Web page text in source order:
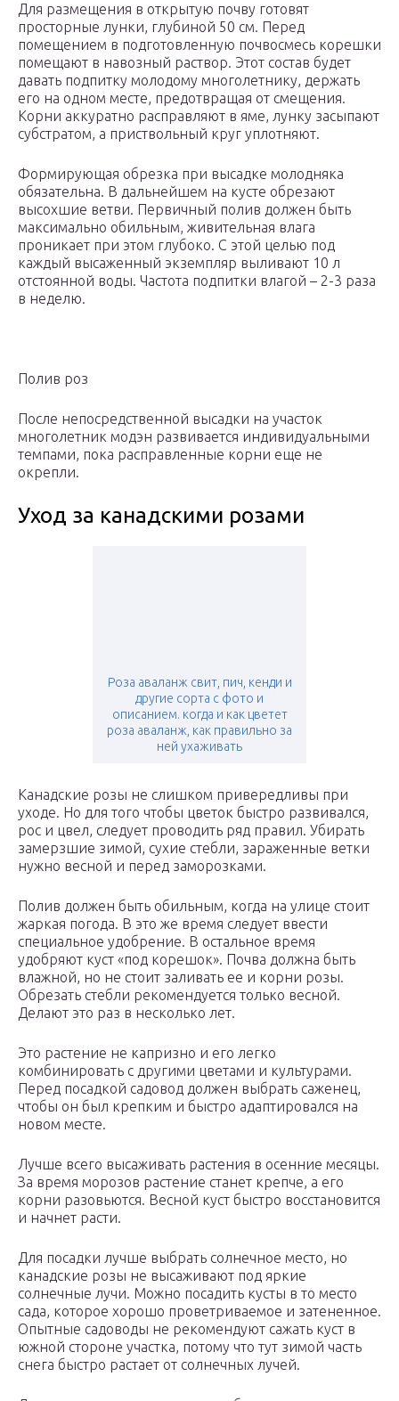
Для размещения в открытую почву готовят
просторные лунки, глубиной 50 см. Перед
помещением в подготовленную почвосмесь корешки
помещают в навозный раствор. Этот состав будет
давать подпитку молодому многолетнику, держать
его на одном месте, предотвращая от смещения.
Корни аккуратно расправляют в яме, лунку засыпают
субстратом, а приствольный круг уплотняют.
Формирующая обрезка при высадке молодняка
обязательна. В дальнейшем на кусте обрезают
высохшие ветви. Первичный полив должен быть
максимально обильным, живительная влага
проникает при этом глубоко. С этой целью под
каждый высаженный экземпляр выливают 10 л
отстоянной воды. Частота подпитки влагой – 2-3 раза
в неделю.
Полив роз
После непосредственной высадки на участок
многолетник модэн развивается индивидуальными
темпами, пока расправленные корни еще не
окрепли.
Уход за канадскими розами
Роза аваланж свит, пич, кенди и
другие сорта с фото и
описанием. когда и как цветет
роза аваланж, как правильно за
ней ухаживать
Канадские розы не слишком привередливы при
уходе. Но для того чтобы цветок быстро развивался,
рос и цвел, следует проводить ряд правил. Убирать
замерзшие зимой, сухие стебли, зараженные ветки
нужно весной и перед заморозками.
Полив должен быть обильным, когда на улице стоит
жаркая погода. В это же время следует ввести
специальное удобрение. В остальное время
удобряют куст «под корешок». Почва должна быть
влажной, но не стоит заливать ее и корни розы.
Обрезать стебли рекомендуется только весной.
Делают это раз в несколько лет.
Это растение не капризно и его легко
комбинировать с другими цветами и культурами.
Перед посадкой садовод должен выбрать саженец,
чтобы он был крепким и быстро адаптировался на
новом месте.
Лучше всего высаживать растения в осенние месяцы.
За время морозов растение станет крепче, а его
корни разовьются. Весной куст быстро восстановится
и начнет расти.
Для посадки лучше выбрать солнечное место, но
канадские розы не высаживают под яркие
солнечные лучи. Можно посадить кусты в то место
сада, которое хорошо проветриваемое и затененное.
Опытные садоводы не рекомендуют сажать куст в
южной стороне участка, потому что тут зимой часть
снега быстро растает от солнечных лучей.